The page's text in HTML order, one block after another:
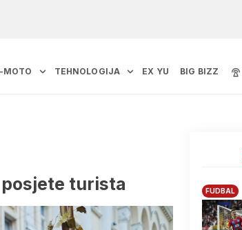
MOTO TEHNOLOGIJA EX YU BIG BIZZ
turista FUDBAL